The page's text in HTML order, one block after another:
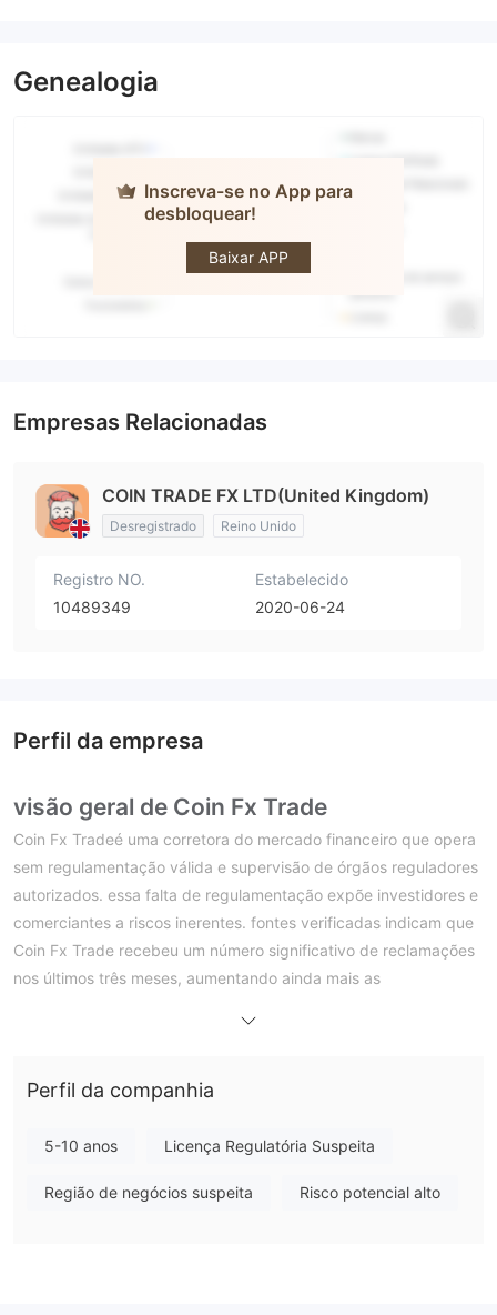
Genealogia
Inscreva-se no App para
desbloquear!
Baixar APP
Coin Fx
Empresas Relacionadas
COIN TRADE FX LTD(United Kingdom)
Desregistrado Reino Unido
Registro NO.
10489349
Estabelecido
2020-06-24
Perfil da empresa
visão geral de Coin Fx Trade
Coin Fx Tradeé uma corretora do mercado financeiro que opera
sem regulamentação válida e supervisão de órgãos reguladores
autorizados. essa falta de regulamentação expõe investidores e
comerciantes a riscos inerentes. fontes verificadas indicam que
Coin Fx Trade recebeu um número significativo de reclamações
nos últimos três meses, aumentando ainda mais as
operacionais. falta transparência, o que deve ser uma bandeira
aconselhável ter cautela e realizar uma pesquisa completa
corretor não regulamentado.
Perfil da companhia
5-10 anos Licença Regulatória Suspeita
Região de negócios suspeita Risco potencial alto